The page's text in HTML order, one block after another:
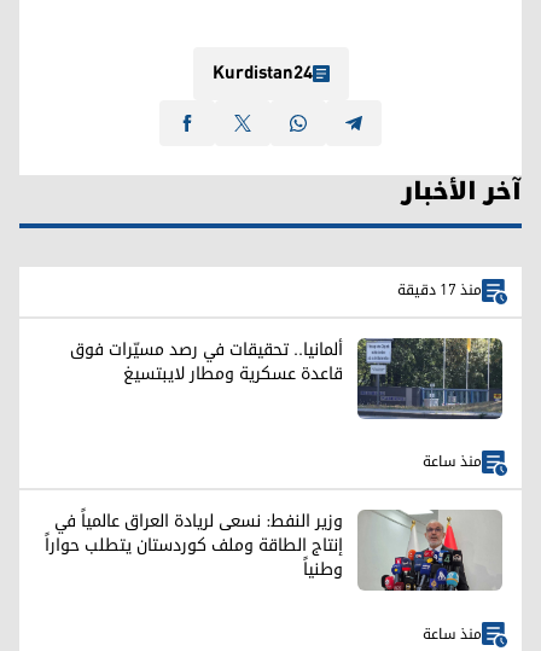
Kurdistan24
آخر الأخبار
منذ 17 دقيقة
ألمانيا.. تحقيقات في رصد مسيّرات فوق
قاعدة عسكرية ومطار لايبتسيغ
منذ ساعة
وزير النفط: نسعى لريادة العراق عالمياً في
إنتاج الطاقة وملف كوردستان يتطلب حواراً
وطنياً
منذ ساعة